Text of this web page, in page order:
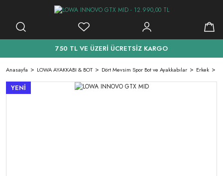
750 TL VE ÜZERİ ÜCRETSİZ KARGO
Anasayfa LOWA AYAKKABI & BOT Dört Mevsim Spor Bot ve Ayakkabılar Erkek
YENİ